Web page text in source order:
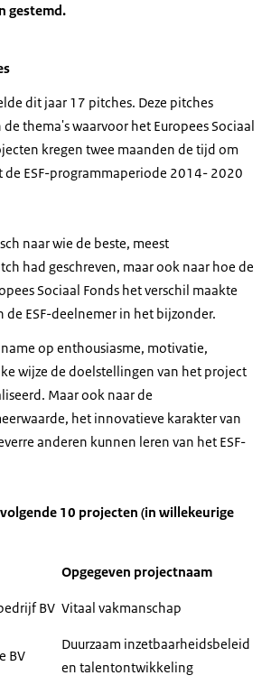
gestemd.
dit jaar 17 pitches. Deze pitches
thema's waarvoor het Europees Sociaal
kregen twee maanden de tijd om
de ESF-programmaperiode 2014- 2020
naar wie de beste, meest
had geschreven, maar ook naar hoe de
Sociaal Fonds het verschil maakte
de ESF-deelnemer in het bijzonder.
op enthousiasme, motivatie,
wijze de doelstellingen van het project
Maar ook naar de
het innovatieve karakter van
anderen kunnen leren van het ESF-
10 projecten (in willekeurige
Opgegeven projectnaam
BV Vitaal vakmanschap
BV
Duurzaam inzetbaarheidsbeleid
en talentontwikkeling